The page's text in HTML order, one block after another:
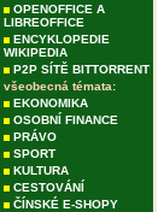
OPENOFFICE A
LIBREOFFICE
ENCYKLOPEDIE
WIKIPEDIA
P2P SÍTĚ BITTORRENT
všeobecná témata:
EKONOMIKA
OSOBNÍ FINANCE
PRÁVO
SPORT
KULTURA
CESTOVÁNÍ
ČÍNSKÉ E-SHOPY